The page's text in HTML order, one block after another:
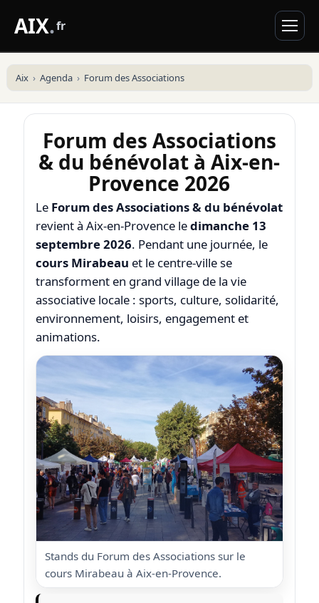
AIX.fr
Aix Agenda Forum des Associations
Forum des Associations
& du bénévolat à Aix-en-
Provence 2026
Le Forum des Associations & du bénévolat
revient à Aix-en-Provence ledimanche 13
septembre 2026. Pendant une journée, le
cours Mirabeau et le centre-ville se
transforment en grand village de la vie
associative locale : sports, culture, solidarité,
environnement, loisirs, engagement et
animations.
Stands du Forum des Associations sur le
cours Mirabeau à Aix-en-Provence.